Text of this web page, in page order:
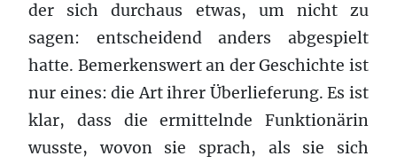
der sich durchaus etwas, um nicht zu
sagen: entscheidend anders abgespielt
hatte. Bemerkenswert an der Geschichte ist
nur eines: die Art ihrer Überlieferung. Es ist
klar, dass die ermittelnde Funktionärin
wusste, wovon sie sprach, als sie sich